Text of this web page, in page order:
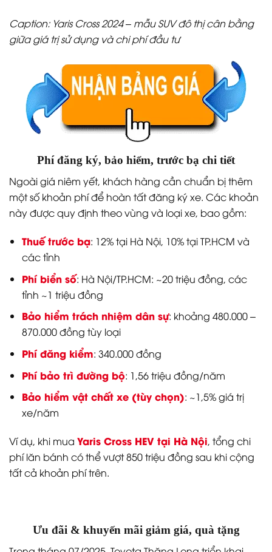
Caption: Yaris Cross 2024 – mẫu SUV đô thị cân bằng
giữa giá trị sử dụng và chi phí đầu tư
Phí đăng ký, bảo hiểm, trước bạ chi tiết
Ngoài giá niêm yết, khách hàng cần chuẩn bị thêm
một số khoản phí để hoàn tất đăng ký xe. Các khoản
này được quy định theo vùng và loại xe, bao gồm:
Thuế trước bạ: 12% tại Hà Nội, 10% tại TP.HCM và
các tỉnh
Phí biển số: Hà Nội/TP.HCM: ~20 triệu đồng, các
tỉnh ~1 triệu đồng
Bảo hiểm trách nhiệm dân sự: khoảng 480.000 –
870.000 đồng tùy loại
Phí đăng kiểm: 340.000 đồng
Phí bảo trì đường bộ: 1,56 triệu đồng/năm
Bảo hiểm vật chất xe (tùy chọn): ~1,5% giá trị
xe/năm
Ví dụ, khi mua Yaris Cross HEV tại Hà Nội, tổng chi
phí lăn bánh có thể vượt 850 triệu đồng sau khi cộng
tất cả khoản phí trên.
Ưu đãi & khuyến mãi giảm giá, quà tặng